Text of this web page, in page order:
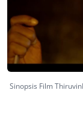
Sinopsis Film